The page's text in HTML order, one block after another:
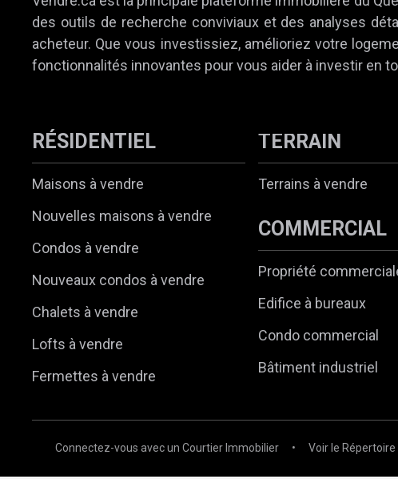
des outils de recherche conviviaux et des analyses
acheteur. Que vous investissiez, amélioriez votre
fonctionnalités innovantes pour vous aider à investir en
RÉSIDENTIEL
Maisons à vendre
Nouvelles maisons à vendre
Condos à vendre
Nouveaux condos à vendre
Chalets à vendre
Lofts à vendre
Fermettes à vendre
TERRAIN
Terrains à vendre
COMMERCIAL
Propriété
Edifice à bureaux
Condo commercial
Bâtiment industriel
Connectez-vous avec un Courtier Immobilier • Voir le